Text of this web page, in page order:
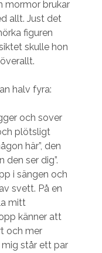
mormor brukar
allt. Just det
figuren
skulle hon
halv fyra:
och sover
plötsligt
här”, den
den ser dig”.
i sängen och
svett. På en
mitt
känner att
och mer
står ett par